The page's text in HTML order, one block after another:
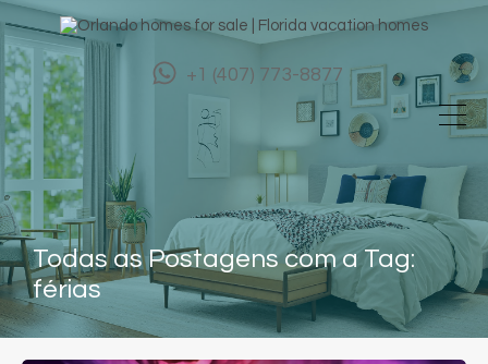
+1 (407) 773-8877
Todas as Postagens com a Tag:
férias